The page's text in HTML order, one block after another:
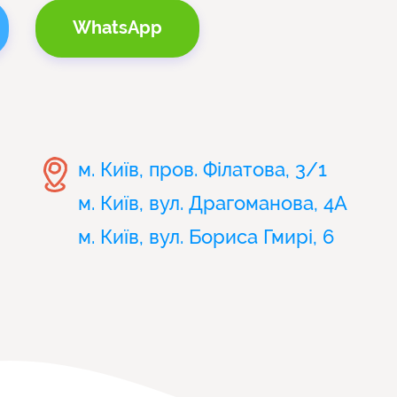
до пацієнтів
навʼязувати безапеляційну думку. Я
та лікування і ми разом оберемо
WhatsApp
м. Київ, пров. Філатова, 3/1
м. Київ, вул. Драгоманова, 4А
м. Київ, вул. Бориса Гмирі, 6